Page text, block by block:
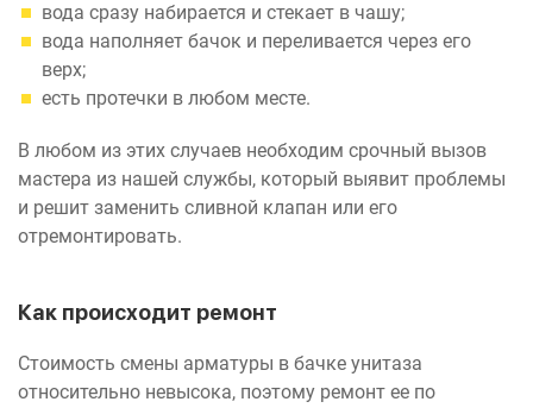
вода сразу набирается и стекает в чашу;
вода наполняет бачок и переливается через его
верх;
есть протечки в любом месте.
В любом из этих случаев необходим срочный вызов
мастера из нашей службы, который выявит проблемы
и решит заменить сливной клапан или его
отремонтировать.
Как происходит ремонт
Стоимость смены арматуры в бачке унитаза
относительно невысока, поэтому ремонт ее по